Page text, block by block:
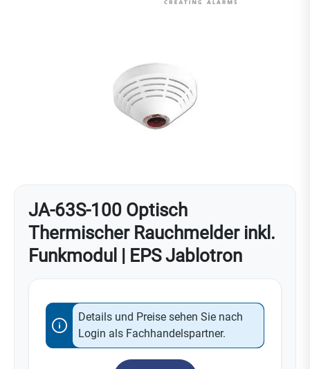
JA-63S-100 Optisch
Thermischer Rauchmelder inkl.
Funkmodul | EPS Jablotron
Details und Preise sehen Sie nach
Login als Fachhandelspartner.